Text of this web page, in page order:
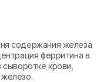
содержания железа
ферритина в
крови,